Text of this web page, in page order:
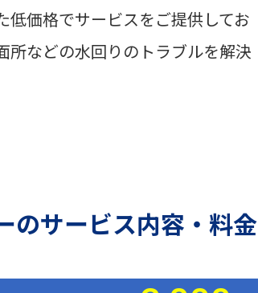
低価格でサービスをご提供してお
所などの水回りのトラブルを解決
のサービス内容・料金